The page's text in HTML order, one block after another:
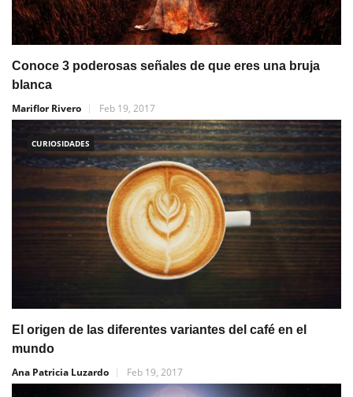
Conoce 3 poderosas señales de que eres una bruja
blanca
Mariflor Rivero
Feb 19, 2017
CURIOSIDADES
El origen de las diferentes variantes del café en el
mundo
Ana Patricia Luzardo
Feb 19, 2017